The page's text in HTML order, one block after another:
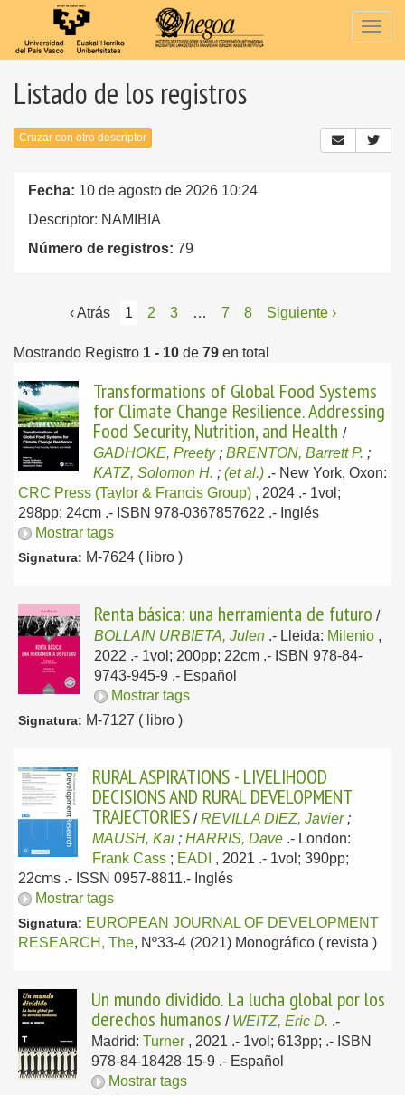
Listado de los registros
Cruzar con otro descriptor
Fecha: 10 de agosto de 2026 10:24
Descriptor: NAMIBIA
Número de registros: 79
‹ Atrás 1 2 3 … 7 8 Siguiente ›
Mostrando Registro 1 - 10 de 79 en total
Transformations of Global Food Systems
for Climate Change Resilience. Addressing
Food Security, Nutrition, and Health /
GADHOKE, Preety; BRENTON, Barrett P. ;
KATZ, Solomon H. ; (et al.) .- New York, Oxon:
CRC Press (Taylor & Francis Group) , 2024 .- 1vol;
298pp; 24cm .- ISBN 978-0367857622 .- Inglés
Mostrar tags
Signatura: M-7624 ( libro )
Renta básica: una herramienta de futuro /
BOLLAIN URBIETA, Julen .- Lleida: Milenio ,
2022 .- 1vol; 200pp; 22cm .- ISBN 978-84-
9743-945-9 .- Español
Mostrar tags
Signatura: M-7127 ( libro )
RURAL ASPIRATIONS - LIVELIHOOD
DECISIONS AND RURAL DEVELOPMENT
TRAJECTORIES /REVILLA DIEZ, Javier;
MAUSH, Kai ; HARRIS, Dave .- London:
Frank Cass ; EADI , 2021 .- 1vol; 390pp;
22cms .- ISSN 0957-8811.- Inglés
Mostrar tags
Signatura: EUROPEAN JOURNAL OF DEVELOPMENT
RESEARCH, The, Nº33-4 (2021) Monográfico ( revista )
Un mundo dividido. La lucha global por los
derechos humanos / WEITZ, Eric D. .-
Madrid: Turner , 2021 .- 1vol; 613pp; .- ISBN
978-84-18428-15-9 .- Español
Mostrar tags